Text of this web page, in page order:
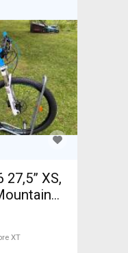
27,5” XS,
XT